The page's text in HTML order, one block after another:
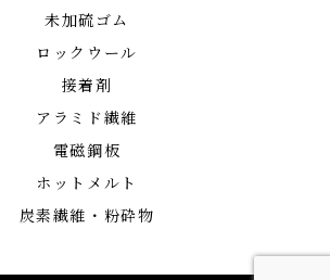
未加硫ゴム
ロックウール
接着剤
アラミド繊維
電磁鋼板
ホットメルト
炭素繊維・粉砕物